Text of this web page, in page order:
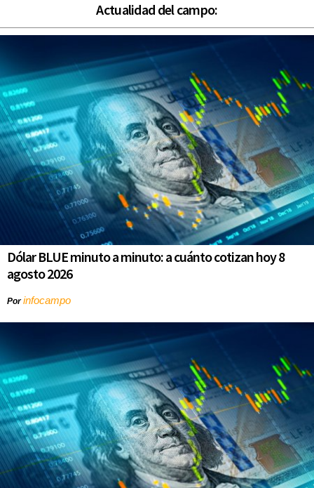
Actualidad del campo:
Dólar BLUE minuto a minuto: a cuánto cotizan hoy 8
agosto 2026
Porinfocampo